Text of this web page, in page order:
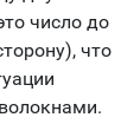
число до
что